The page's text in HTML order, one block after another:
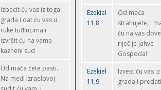
Izbacit ću vas iz toga
grada i dat ću vas u
ruke tuđincima i
izvršit ću na vama
kazneni sud
Ud mača ćete pasti.
Na međi Izraelovoj
Ezekiel
11,8
Od mača
strahujete, i
ću na vas
riječ je Jahve
Gospoda!
Ezekiel
11,9
Izvest ću vas iz
grada i